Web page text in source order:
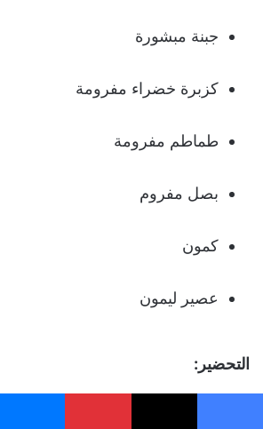
جبنة مبشورة
كزبرة خضراء مفرومة
طماطم مفرومة
بصل مفروم
كمون
عصير ليمون
التحضير: